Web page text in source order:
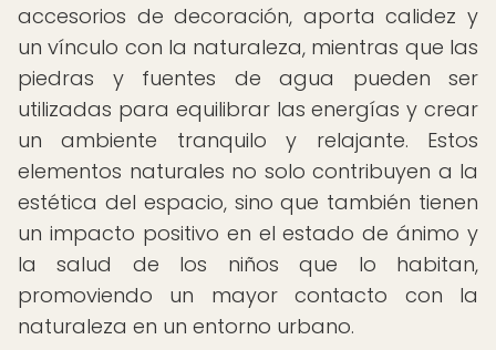
accesorios de decoración, aporta calidez y
un vínculo con la naturaleza, mientras que las
piedras y fuentes de agua pueden ser
utilizadas para equilibrar las energías y crear
un ambiente tranquilo y relajante. Estos
elementos naturales no solo contribuyen a la
estética del espacio, sino que también tienen
un impacto positivo en el estado de ánimo y
la salud de los niños que lo habitan,
promoviendo un mayor contacto con la
naturaleza en un entorno urbano.